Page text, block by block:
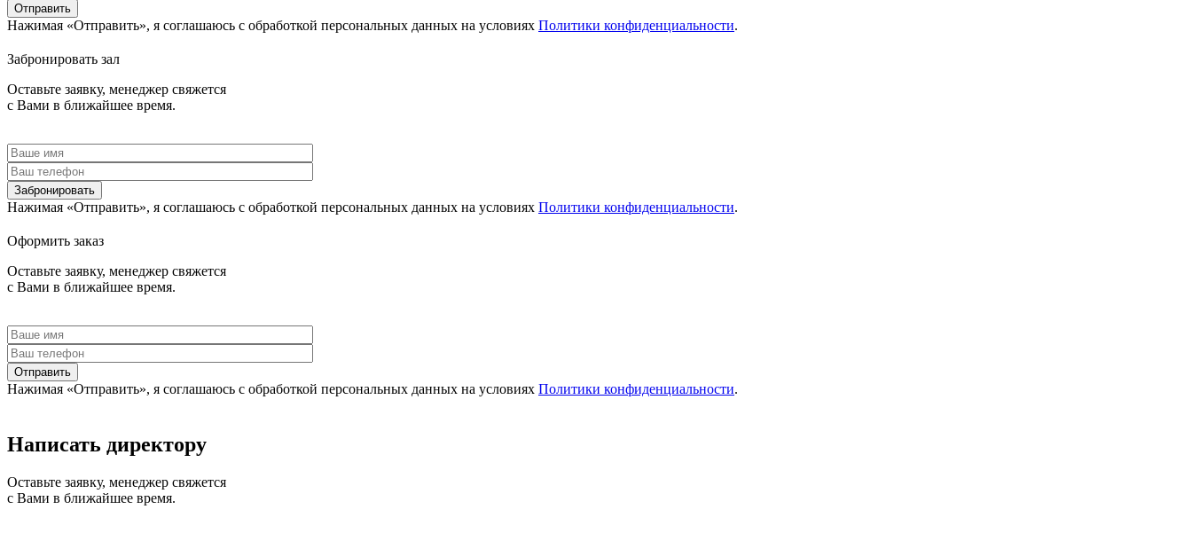
Отправить
Нажимая «Отправить», я соглашаюсь c обработкой персональных данных на условиях Политики конфиденциальности.
Забронировать зал
Оставьте заявку, менеджер свяжется
с Вами в ближайшее время.
Забронировать
Нажимая «Отправить», я соглашаюсь c обработкой персональных данных на условиях Политики конфиденциальности.
Оформить заказ
Оставьте заявку, менеджер свяжется
с Вами в ближайшее время.
Отправить
Нажимая «Отправить», я соглашаюсь c обработкой персональных данных на условиях Политики конфиденциальности.
Написать директору
Оставьте заявку, менеджер свяжется
с Вами в ближайшее время.